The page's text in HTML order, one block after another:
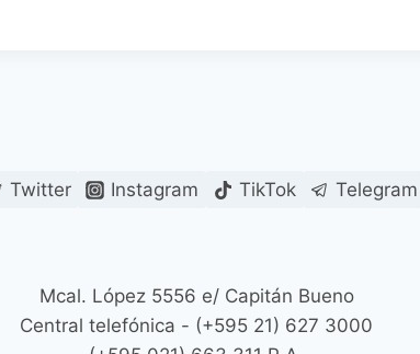
Twitter Instagram TikTok Telegram
Mcal. López 5556 e/ Capitán Bueno
Central telefónica - (+595 21) 627 3000